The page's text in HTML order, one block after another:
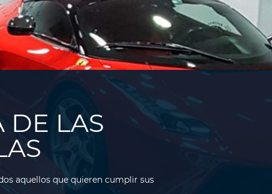
DE LAS
aquellos que quieren cumplir sus